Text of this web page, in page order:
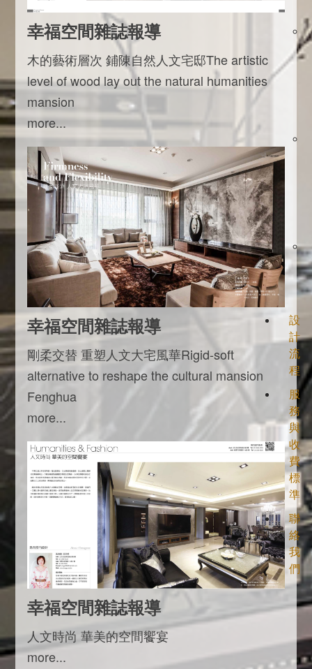
幸福空間雜誌報導
木的藝術層次 鋪陳自然人文宅邸The artistic
level of wood lay out the natural humanities
mansion
more...
幸福空間雜誌報導
剛柔交替 重塑人文大宅風華Rigid-soft
alternative to reshape the cultural mansion
Fenghua
more...
幸福空間雜誌報導
人文時尚 華美的空間饗宴
more...
設
計
流
程
服
務
與
收
費
標
準
聯
絡
我
們